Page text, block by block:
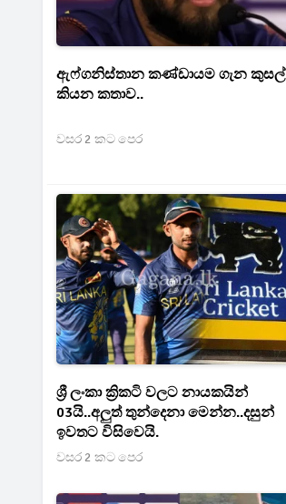
ඇෆ්ගනිස්තාන කණ්ඩායම ගැන කුසල්
කියන කතාව..
වසර 2 කට පෙර
ශ්‍රී ලංකා ක්‍රිකටි වලට නායකයින්
03යි..අලුත් තුන්දෙනා මෙන්න..දසුන්
ඉවතට විසිවෙයි.
වසර 2 කට පෙර